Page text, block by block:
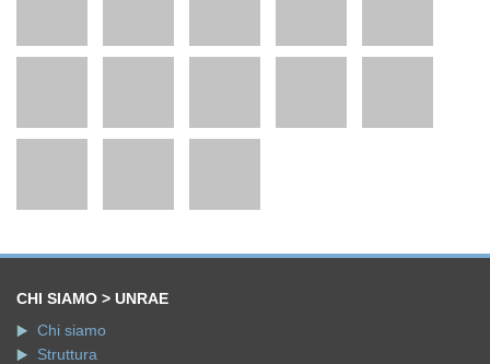
CHI SIAMO > UNRAE
Chi siamo
Struttura